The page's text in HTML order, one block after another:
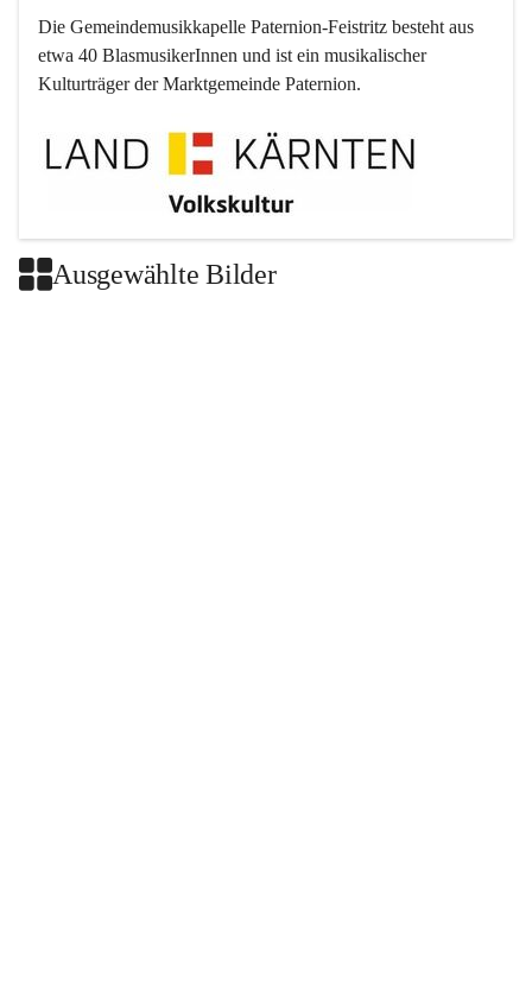
Die Gemeindemusikkapelle Paternion-Feistritz besteht aus
etwa 40 BlasmusikerInnen und ist ein musikalischer
Kulturträger der Marktgemeinde Paternion.
Ausgewählte Bilder